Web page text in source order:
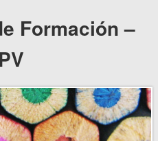
Formación –